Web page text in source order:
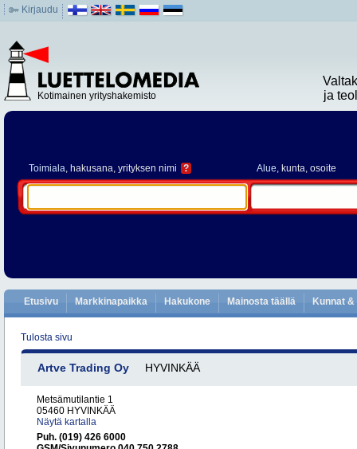
Kirjaudu
Kotimainen yrityshakemisto
ja
Toimiala, hakusana, yrityksen nimi ? Alue, kunta, osoite
Etusivu Markkinapaikka Hakukone Mainosta täällä Kunnat
Tulosta sivu
Artve Trading Oy HYVINKÄÄ
Metsämutilantie 1
05460 HYVINKÄÄ
Näytä kartalla
Puh. (019) 426 6000